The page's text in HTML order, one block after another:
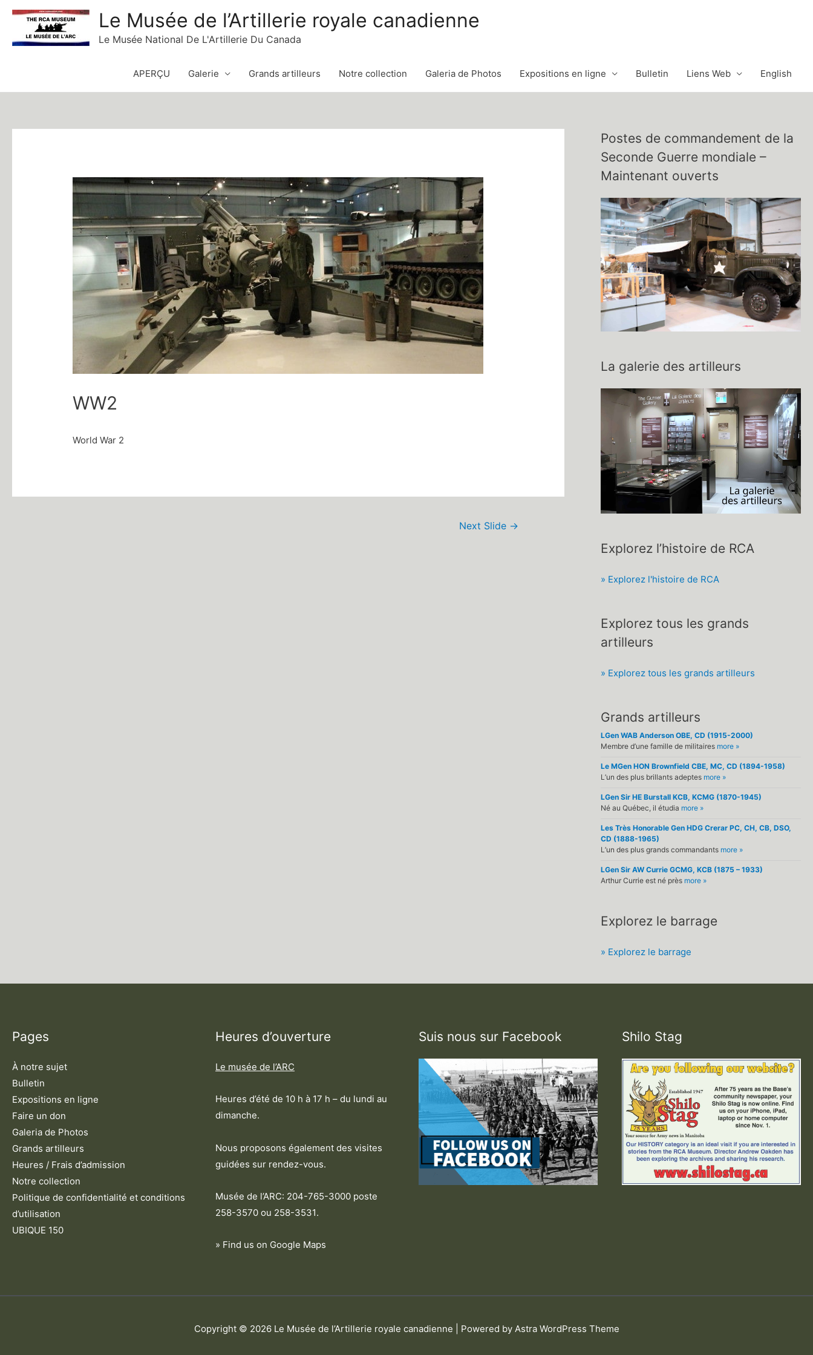
Skip
content
Le Musée de l’Artillerie royale canadienne
Le Musée National De L'Artillerie Du Canada
APERÇU Galerie Grands artilleurs Notre collection Galeria de Photos Expositions en ligne Bulletin Liens Web English
WW2
World War 2
Next Slide →
Postes de commandement de la
Seconde Guerre mondiale –
Maintenant ouverts
La galerie des artilleurs
Explorez l’histoire de RCA
» Explorez l'histoire de RCA
Explorez tous les grands
artilleurs
» Explorez tous les grands artilleurs
Grands artilleurs
LGen WAB Anderson OBE, CD (1915-2000)
Membre d’une famille de militaires more »
Le MGen HON Brownfield CBE, MC, CD (1894-1958)
L’un des plus brillants adeptes more »
LGen Sir HE Burstall KCB, KCMG (1870-1945)
Né au Québec, il étudia more »
Les Très Honorable Gen HDG Crerar PC, CH, CB, DSO,
CD (1888-1965)
L’un des plus grands commandants more »
LGen Sir AW Currie GCMG, KCB (1875 – 1933)
Arthur Currie est né près more »
Explorez le barrage
» Explorez le barrage
Pages
À notre sujet
Bulletin
Expositions en ligne
Faire un don
Galeria de Photos
Grands artilleurs
Heures / Frais d’admission
Notre collection
Politique de confidentialité et conditions
d’utilisation
UBIQUE 150
Heures d’ouverture
Le musée de l’ARC
Heures d’été de 10 h à 17 h – du lundi au
dimanche.
Nous proposons également des visites
guidées sur rendez-vous.
Musée de l’ARC: 204-765-3000 poste
258-3570 ou 258-3531.
» Find us on Google Maps
Suis nous sur Facebook Shilo Stag
Copyright © 2026 Le Musée de l’Artillerie royale canadienne | Powered by Astra WordPress Theme